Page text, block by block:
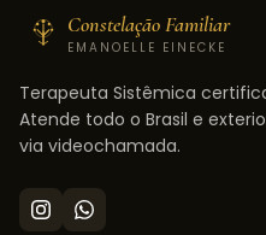
Constelação Familiar
EMANOELLE EINECKE
Terapeuta Sistêmica
Atende todo o Brasil e
via videochamada.